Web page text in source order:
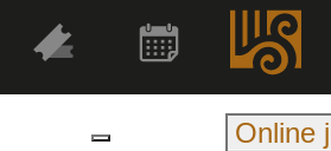
Online